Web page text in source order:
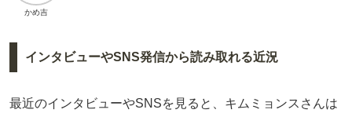
かめ吉
インタビューやSNS発信から読み取れる近況
最近のインタビューやSNSを見ると、キムミョンスさんは